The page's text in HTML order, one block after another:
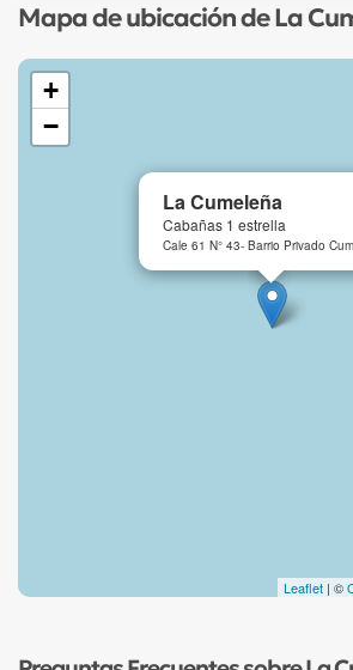
Mapa de ubicación de La
La Cumeleña
Cabañas 1 estrella
Cale 61 N° 43- Barrio Privado
+
−
Leaflet | ©